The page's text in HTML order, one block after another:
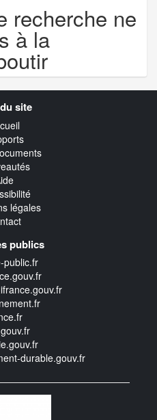
recherche ne
à la
site
légales
publics
public.fr
durable.gouv.fr